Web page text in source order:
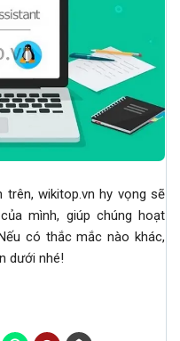
wikitop.vn hy vọng sẽ
mình, giúp chúng hoạt
có thắc mắc nào khác,
dưới nhé!